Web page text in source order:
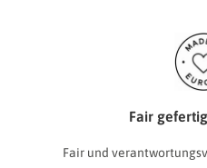
Fair
Fair und